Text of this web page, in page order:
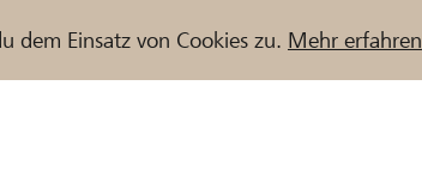
dem Einsatz von Cookies zu. Mehr erfahren